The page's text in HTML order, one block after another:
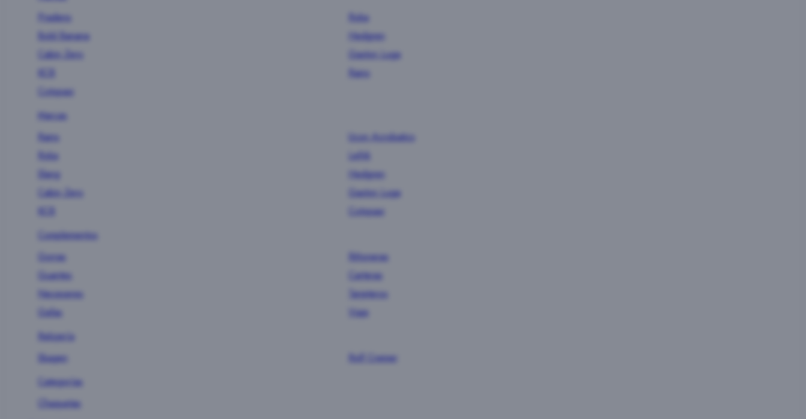
Pradens
Roka
Bold Banana
Hedgren
Cabin Zero
Gaston Luga
Rains
Cotopaxi
Marcas
Rains
Ucon Acrobatics
Roka
Lefrik
Slang
Hedgren
Cabin Zero
Gaston Luga
Cotopaxi
Complementos
Gorras
Riñoneras
Guantes
Carteras
Neceseres
Tarjeteros
Gafas
Viaje
Relojería
Skagen
Rolf Cremer
Categorías
Chaquetas